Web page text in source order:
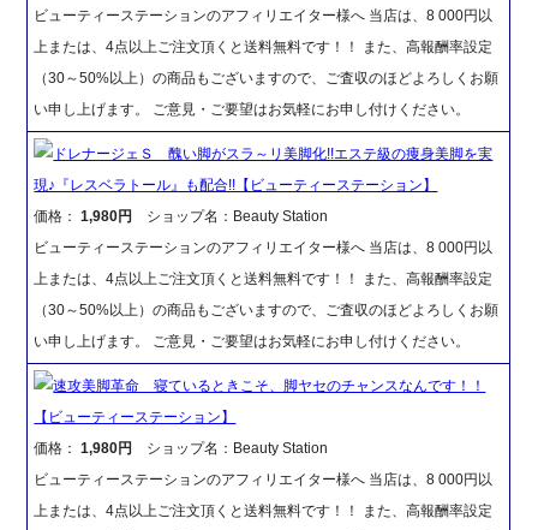
ビューティーステーションのアフィリエイター様へ 当店は、8 000円以
上または、4点以上ご注文頂くと送料無料です！！ また、高報酬率設定
（30～50%以上）の商品もございますので、ご査収のほどよろしくお願
い申し上げます。 ご意見・ご要望はお気軽にお申し付けください。
ドレナージェＳ 醜い脚がスラ～リ美脚化!!エステ級の痩身美脚を実
現♪『レスベラトール』も配合!!【ビューティーステーション】
価格：1,980円
ショップ名：Beauty Station
ビューティーステーションのアフィリエイター様へ 当店は、8 000円以
上または、4点以上ご注文頂くと送料無料です！！ また、高報酬率設定
（30～50%以上）の商品もございますので、ご査収のほどよろしくお願
い申し上げます。 ご意見・ご要望はお気軽にお申し付けください。
速攻美脚革命 寝ているときこそ、脚ヤセのチャンスなんです！！
【ビューティーステーション】
価格：1,980円
ショップ名：Beauty Station
ビューティーステーションのアフィリエイター様へ 当店は、8 000円以
上または、4点以上ご注文頂くと送料無料です！！ また、高報酬率設定